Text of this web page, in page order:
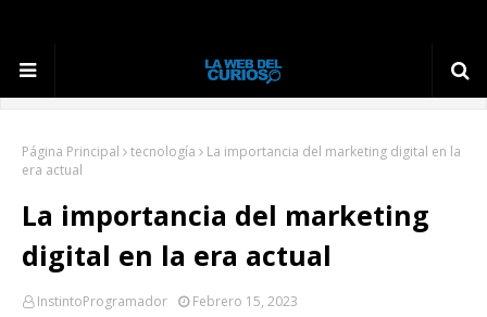
Página Principal tecnología
La importancia del marketing digital en la
era actual
La importancia del marketing
digital en la era actual
InstintoProgramador Febrero 15, 2023